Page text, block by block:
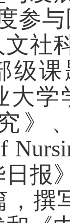
参
社
级
大
》
日报
，撰